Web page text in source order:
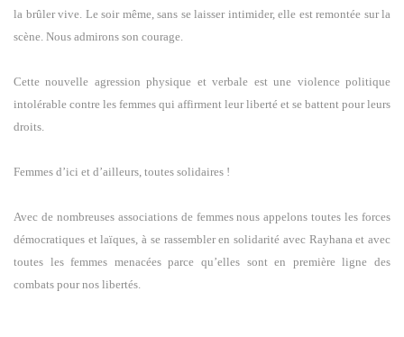
la brûler vive. Le soir même, sans se laisser intimider, elle est remontée sur la
scène. Nous admirons son courage.
Cette nouvelle agression physique et verbale est une violence politique
intolérable contre les femmes qui affirment leur liberté et se battent pour leurs
droits.
Femmes d’ici et d’ailleurs, toutes solidaires !
Avec de nombreuses associations de femmes nous appelons toutes les forces
démocratiques et laïques, à se rassembler en solidarité avec Rayhana et avec
toutes les femmes menacées parce qu’elles sont en première ligne des
combats pour nos libertés.